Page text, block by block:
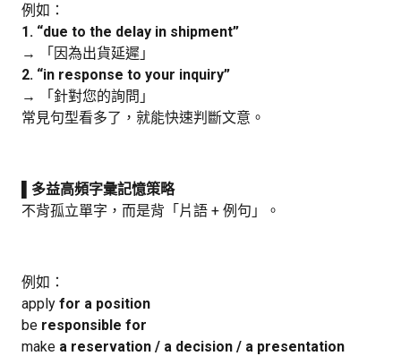
例如：
1. “due to the delay in shipment”
→ 「因為出貨延遲」
2. “in response to your inquiry”
→ 「針對您的詢問」
常見句型看多了，就能快速判斷文意。
▌多益高頻字彙記憶策略
不背孤立單字，而是背「片語 + 例句」。
例如：
apply for a position
be responsible for
make a reservation / a decision / a presentation